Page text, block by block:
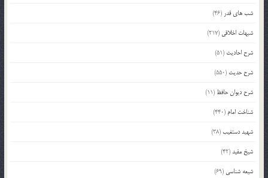
شب های قدر (46)
شبهات اخلاقی (217)
شرح احادیث (51)
شرح حدیث (550)
شرح دیوان حافظ (11)
شناخت امام (440)
شهید دستغیب(38)
شیخ مفید(42)
شیعه شناسی (69)